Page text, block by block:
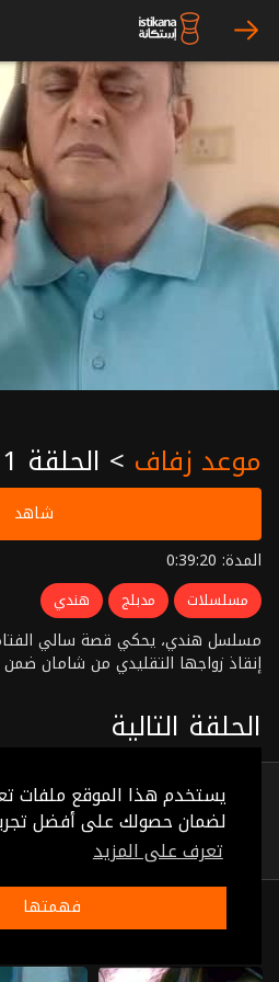
يستخدم هذا الموقع ملفات
لضمان حصولك على أفضل
تعرف على المزيد
فهمتها
arrow_right
موعد زفاف > الحلقة 11
شاهد
المدة: 0:39:20
مسلسلات مدبلج هندي
إنقاذ زواجها التقليدي من شامان
الحلقة التالية
الحلقة 12
(0:39:03)
ذات صلة